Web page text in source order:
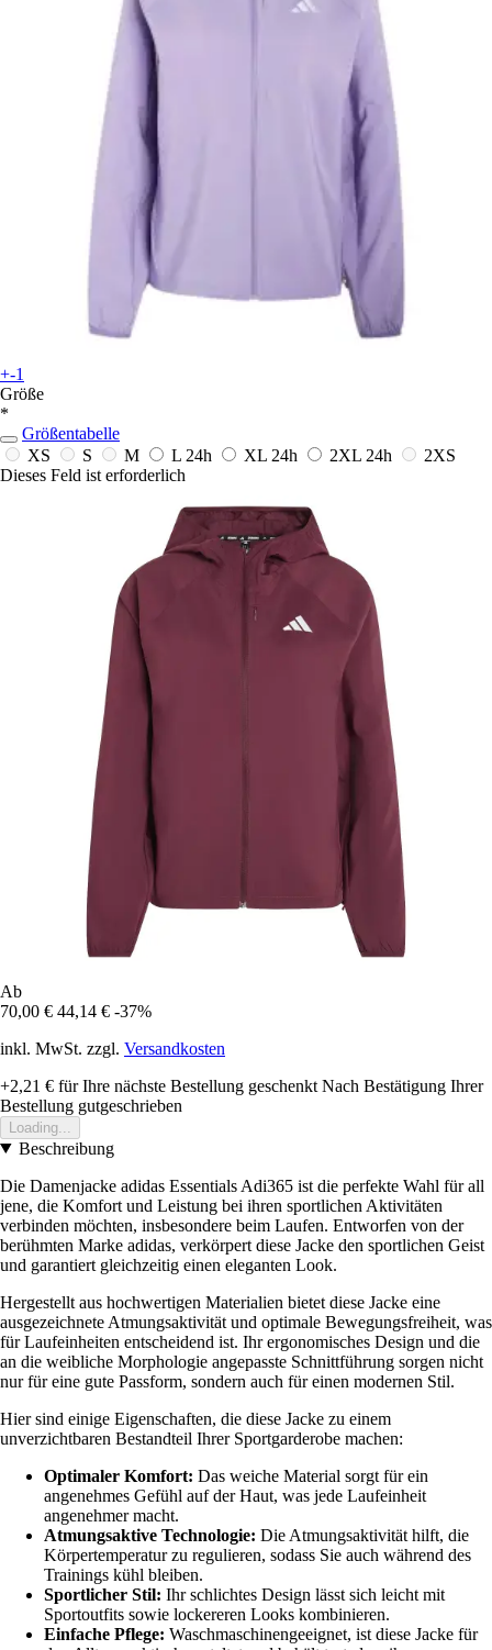
+-1
Größe
*
Größentabelle
XS
S M L 24h XL 24h 2XL 24h
2XS
Dieses Feld ist erforderlich
Ab
70,00 € 44,14 € -37%
inkl. MwSt. zzgl. Versandkosten
+2,21 € für Ihre nächste Bestellung geschenkt Nach Bestätigung Ihrer
Bestellung gutgeschrieben
Loading...
Beschreibung
Die Damenjacke adidas Essentials Adi365 ist die perfekte Wahl für all
jene, die Komfort und Leistung bei ihren sportlichen Aktivitäten
verbinden möchten, insbesondere beim Laufen. Entworfen von der
berühmten Marke adidas, verkörpert diese Jacke den sportlichen Geist
und garantiert gleichzeitig einen eleganten Look.
Hergestellt aus hochwertigen Materialien bietet diese Jacke eine
ausgezeichnete Atmungsaktivität und optimale Bewegungsfreiheit, was
für Laufeinheiten entscheidend ist. Ihr ergonomisches Design und die
an die weibliche Morphologie angepasste Schnittführung sorgen nicht
nur für eine gute Passform, sondern auch für einen modernen Stil.
Hier sind einige Eigenschaften, die diese Jacke zu einem
unverzichtbaren Bestandteil Ihrer Sportgarderobe machen:
Optimaler Komfort: Das weiche Material sorgt für ein
angenehmes Gefühl auf der Haut, was jede Laufeinheit
angenehmer macht.
Atmungsaktive Technologie: Die Atmungsaktivität hilft, die
Körpertemperatur zu regulieren, sodass Sie auch während des
Trainings kühl bleiben.
Sportlicher Stil: Ihr schlichtes Design lässt sich leicht mit
Sportoutfits sowie lockereren Looks kombinieren.
Einfache Pflege: Waschmaschinengeeignet, ist diese Jacke für